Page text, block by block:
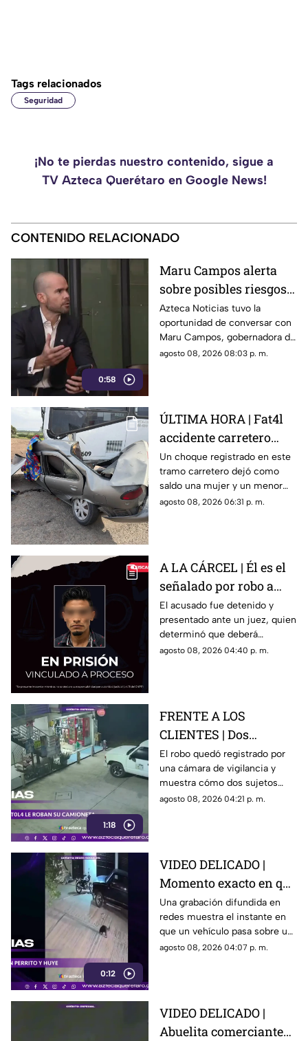
Tags relacionados
Seguridad
¡No te pierdas nuestro contenido, sigue a
TV Azteca Querétaro en Google News!
CONTENIDO RELACIONADO
0:58
Maru Campos alerta
sobre posibles riesgos
para la libertad de
expresión
Azteca Noticias tuvo la
oportunidad de conversar con
Maru Campos, gobernadora de
Chihuahua, quien habló sobre
para la libertad de expresión
agosto 08, 2026 08:03 p. m.
ÚLTIMA HORA | Fat4l
accidente carretero
deja una mujer y un
niño mu3rtos en San
Juan del Río
Un choque registrado en este
tramo carretero dejó como
saldo una mujer y un menor
sin vida, además de una
agosto 08, 2026 06:31 p. m.
A LA CÁRCEL | Él es el
señalado por robo a
una casa en Santa Rosa
Jáuregui
El acusado fue detenido y
presentado ante un juez, quien
determinó que deberá
permanecer en prisión
agosto 08, 2026 04:40 p. m.
1:18
FRENTE A LOS
CLIENTES | Dos
hombres enc4ñonan a
conductor y se llevan
su camioneta
El robo quedó registrado por
una cámara de vigilancia y
muestra cómo dos sujetos
obligaron a un conductor y a
agosto 08, 2026 04:21 p. m.
0:12
VIDEO DELICADO |
Momento exacto en que
camioneta atropella a
un perro y conductor
escapa
Una grabación difundida en
redes muestra el instante en
que un vehículo pasa sobre un
perro y continúa su camino sin
agosto 08, 2026 04:07 p. m.
VIDEO DELICADO |
Abuelita comerciante